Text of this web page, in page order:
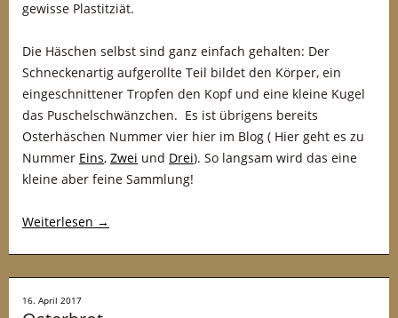
gewisse Plastitziät.
Die Häschen selbst sind ganz einfach gehalten: Der
Schneckenartig aufgerollte Teil bildet den Körper, ein
eingeschnittener Tropfen den Kopf und eine kleine Kugel
das Puschelschwänzchen. Es ist übrigens bereits
Osterhäschen Nummer vier hier im Blog ( Hier geht es zu
Nummer Eins, Zwei und Drei). So langsam wird das eine
kleine aber feine Sammlung!
Weiterlesen →
16. April 2017